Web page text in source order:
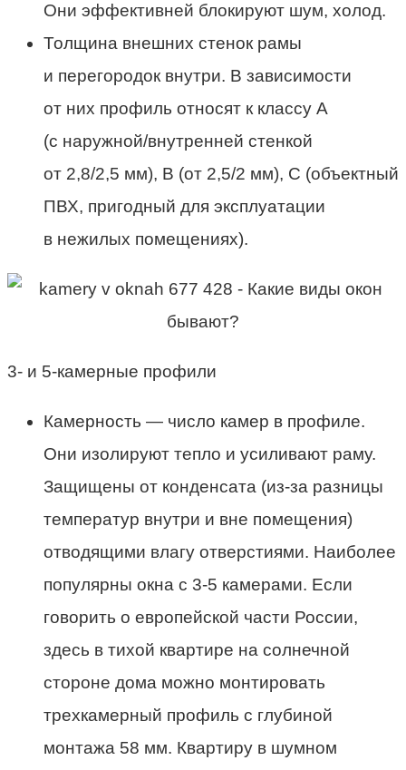
Они эффективней блокируют шум, холод.
Толщина внешних стенок рамы
и перегородок внутри. В зависимости
от них профиль относят к классу А
(с наружной/внутренней стенкой
от 2,8/2,5 мм), В (от 2,5/2 мм), С (объектный
ПВХ, пригодный для эксплуатации
в нежилых помещениях).
3- и 5-камерные профили
Камерность — число камер в профиле.
Они изолируют тепло и усиливают раму.
Защищены от конденсата (из-за разницы
температур внутри и вне помещения)
отводящими влагу отверстиями. Наиболее
популярны окна с 3-5 камерами. Если
говорить о европейской части России,
здесь в тихой квартире на солнечной
стороне дома можно монтировать
трехкамерный профиль с глубиной
монтажа 58 мм. Квартиру в шумном